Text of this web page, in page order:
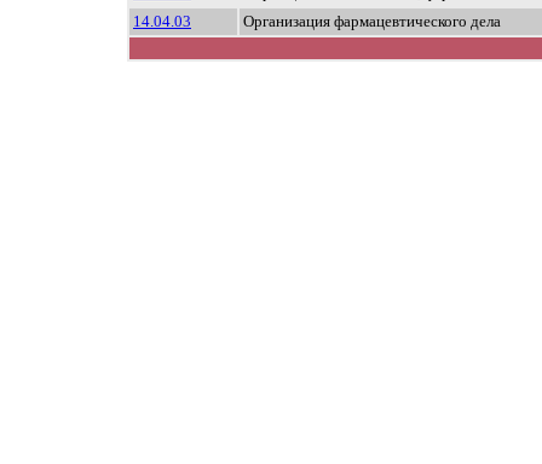
14.04.03
Организация фармацевтического дела